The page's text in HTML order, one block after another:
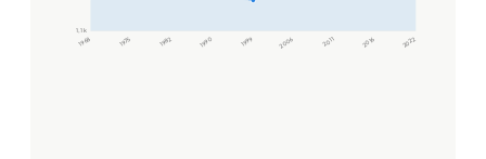
1,1 k
1968 1975 1982 1990 1999 2006 2011 2016 2022